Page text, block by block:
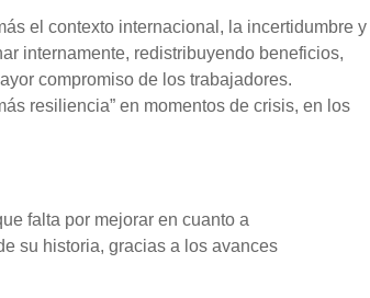
el contexto internacional, la incertidumbre y
internamente, redistribuyendo beneficios,
compromiso de los trabajadores.
resiliencia” en momentos de crisis, en los
falta por mejorar en cuanto a
su historia, gracias a los avances